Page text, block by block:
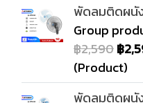
พัดลมติดผนัง
Group
฿2,590฿
(Product)
พัดลมติดผนัง